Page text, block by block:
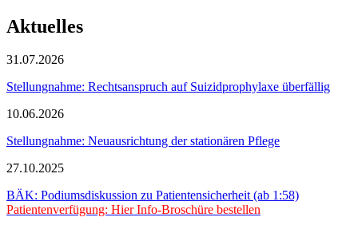
Aktuelles
31.07.2026
Stellungnahme: Rechtsanspruch auf Suizidprophylaxe überfällig
10.06.2026
Stellungnahme: Neuausrichtung der stationären Pflege
27.10.2025
BÄK: Podiumsdiskussion zu Patientensicherheit (ab 1:58)
Patientenverfügung: Hier Info-Broschüre bestellen